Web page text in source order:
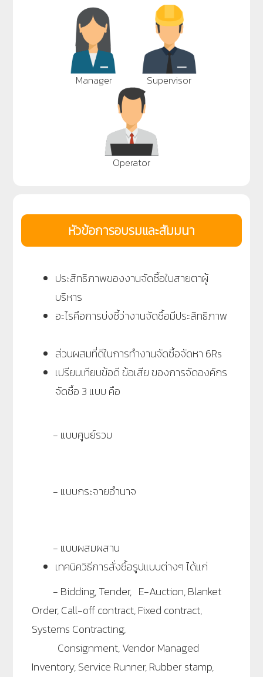
Manager Supervisor
Operator
หัวข้อการอบรมและสัมมนา
ประสิทธิภาพของงานจัดซื้อในสายตาผู้
บริหาร
อะไรคือการบ่งชี้ว่างานจัดซื้อมีประสิทธิภาพ
ส่วนผสมที่ดีในการทำงานจัดซื้อจัดหา 6Rs
เปรียบเทียบข้อดี ข้อเสีย ของการจัดองค์กร
จัดซื้อ 3 แบบ คือ
- แบบศูนย์รวม
- แบบกระจายอำนาจ
- แบบผสมผสาน
เทคนิควิธีการสั่งซื้อรูปแบบต่างๆ ได้แก่
- Bidding, Tender, E-Auction, Blanket
Order, Call-off contract, Fixed contract,
Systems Contracting,
Consignment, Vendor Managed
Inventory, Service Runner, Rubber stamp,